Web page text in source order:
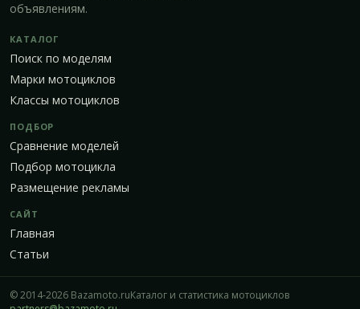
объявлениям.
КАТАЛОГ
Поиск по моделям
Марки мотоциклов
Классы мотоциклов
ПОДБОР
Сравнение моделей
Подбор мотоцикла
Размещение рекламы
САЙТ
Главная
Статьи
© 2014-2026 Bazamoto.ruКаталог и статистика мотоциклов